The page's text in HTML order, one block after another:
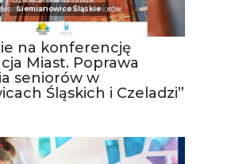
Siemianowice Śląskie
na konferencję
Miast. Poprawa
seniorów w
Śląskich i Czeladzi”